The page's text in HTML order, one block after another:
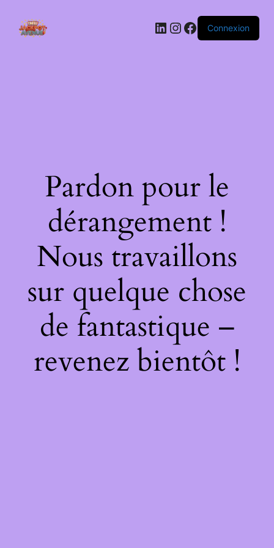
LinkedIn
Instagram
Facebook
Connexion
Pardon pour le
dérangement !
Nous travaillons
sur quelque chose
de fantastique –
revenez bientôt !